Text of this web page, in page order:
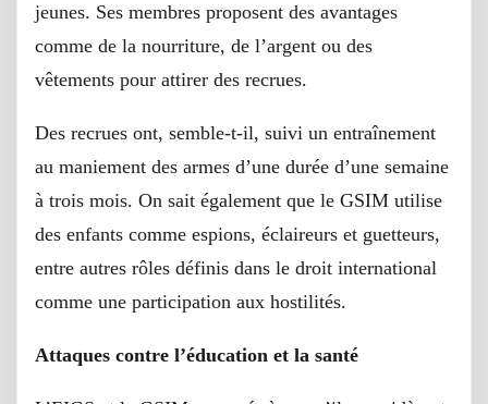
jeunes. Ses membres proposent des avantages
comme de la nourriture, de l’argent ou des
vêtements pour attirer des recrues.
Des recrues ont, semble-t-il, suivi un entraînement
au maniement des armes d’une durée d’une semaine
à trois mois. On sait également que le GSIM utilise
des enfants comme espions, éclaireurs et guetteurs,
entre autres rôles définis dans le droit international
comme une participation aux hostilités.
Attaques contre l’éducation et la santé